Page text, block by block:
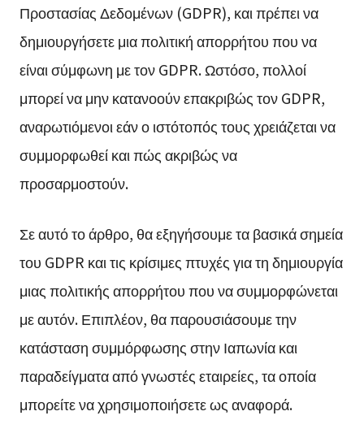
Προστασίας Δεδομένων (GDPR), και πρέπει να
δημιουργήσετε μια πολιτική απορρήτου που να
είναι σύμφωνη με τον GDPR. Ωστόσο, πολλοί
μπορεί να μην κατανοούν επακριβώς τον GDPR,
αναρωτιόμενοι εάν ο ιστότοπός τους χρειάζεται να
συμμορφωθεί και πώς ακριβώς να
προσαρμοστούν.
Σε αυτό το άρθρο, θα εξηγήσουμε τα βασικά σημεία
του GDPR και τις κρίσιμες πτυχές για τη δημιουργία
μιας πολιτικής απορρήτου που να συμμορφώνεται
με αυτόν. Επιπλέον, θα παρουσιάσουμε την
κατάσταση συμμόρφωσης στην Ιαπωνία και
παραδείγματα από γνωστές εταιρείες, τα οποία
μπορείτε να χρησιμοποιήσετε ως αναφορά.